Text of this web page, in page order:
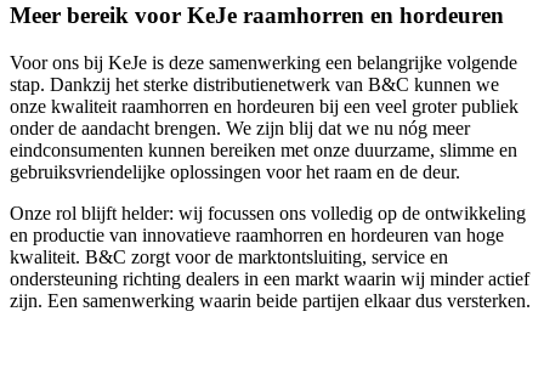
Meer bereik voor KeJe raamhorren en hordeuren
Voor ons bij KeJe is deze samenwerking een belangrijke volgende
stap. Dankzij het sterke distributienetwerk van B&C kunnen we
onze kwaliteit raamhorren en hordeuren bij een veel groter publiek
onder de aandacht brengen. We zijn blij dat we nu nóg meer
eindconsumenten kunnen bereiken met onze duurzame, slimme en
gebruiksvriendelijke oplossingen voor het raam en de deur.
Onze rol blijft helder: wij focussen ons volledig op de ontwikkeling
en productie van innovatieve raamhorren en hordeuren van hoge
kwaliteit. B&C zorgt voor de marktontsluiting, service en
ondersteuning richting dealers in een markt waarin wij minder actief
zijn. Een samenwerking waarin beide partijen elkaar dus versterken.